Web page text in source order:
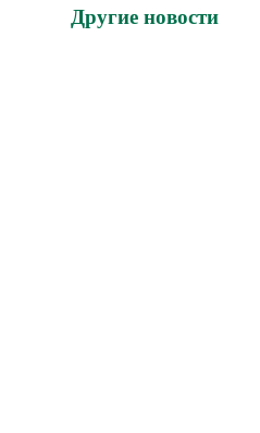
Другие новости